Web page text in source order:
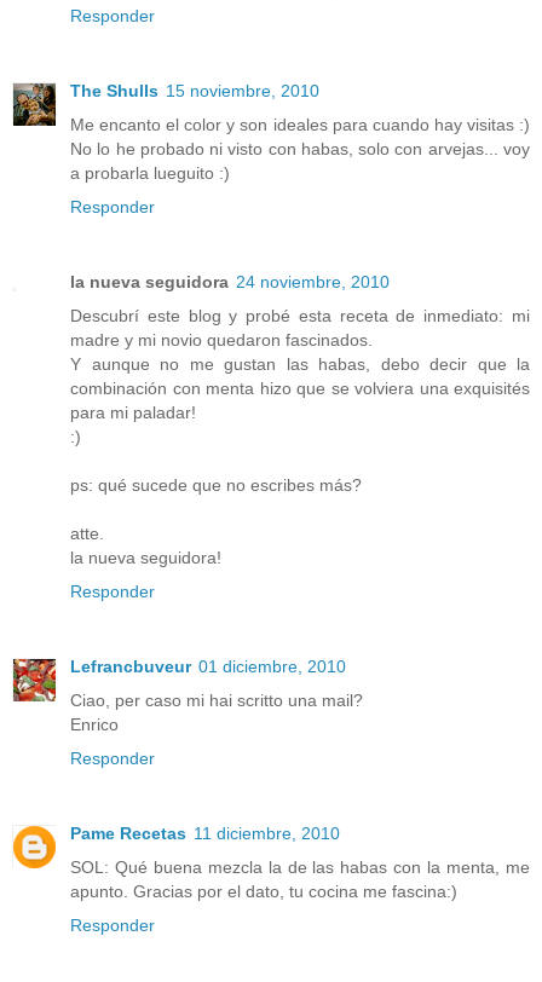
Responder
The Shulls 15 noviembre, 2010
Me encanto el color y son ideales para cuando hay visitas :)
No lo he probado ni visto con habas, solo con arvejas... voy
a probarla lueguito :)
Responder
la nueva seguidora 24 noviembre, 2010
Descubrí este blog y probé esta receta de inmediato: mi
madre y mi novio quedaron fascinados.
Y aunque no me gustan las habas, debo decir que la
combinación con menta hizo que se volviera una exquisités
para mi paladar!
:)
ps: qué sucede que no escribes más?
atte.
la nueva seguidora!
Responder
Lefrancbuveur 01 diciembre, 2010
Ciao, per caso mi hai scritto una mail?
Enrico
Responder
Pame Recetas 11 diciembre, 2010
SOL: Qué buena mezcla la de las habas con la menta, me
apunto. Gracias por el dato, tu cocina me fascina:)
Responder